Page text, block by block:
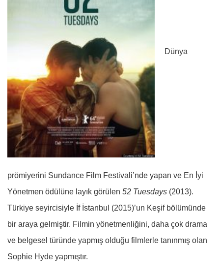
Dünya
prömiyerini Sundance Film Festivali’nde yapan ve En İyi
Yönetmen ödülüne layık görülen 52 Tuesdays (2013).
Türkiye seyircisiyle İf İstanbul (2015)’un Keşif bölümünde
bir araya gelmiştir. Filmin yönetmenliğini, daha çok drama
ve belgesel türünde yapmış olduğu filmlerle tanınmış olan
Sophie Hyde yapmıştır.